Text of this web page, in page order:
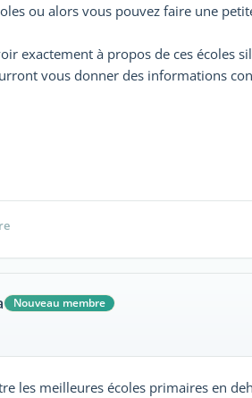
ou alors vous pouvez faire une
exactement à propos de ces écoles
vous donner des informations
Nouveau membre
les meilleures écoles primaires en